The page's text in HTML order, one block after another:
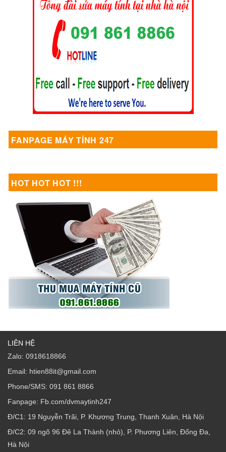
FANPAGE MÁY TÍNH 247
HOT HOT HOT !!!
LIÊN HỆ
Zalo: 0918618866
Email: htien88it@gmail.com
Phone/SMS: 091 861 8866
Fanpage: Fb.com/dvmaytinh247
Đ/C1: 19 Nguyễn Trãi, P. Khương Trung, Thanh Xuân, Hà Nội
Đ/C2: 09 ngõ 96 Đê La Thành (nhỏ), P. Phương Liên, Đống Đa,
Hà Nội